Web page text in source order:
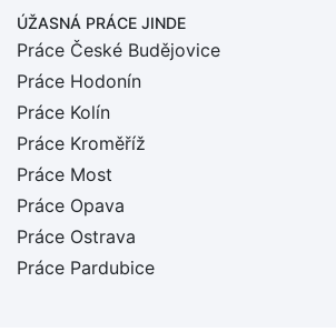
ÚŽASNÁ PRÁCE JINDE
Práce České Budějovice
Práce Hodonín
Práce Kolín
Práce Kroměříž
Práce Most
Práce Opava
Práce Ostrava
Práce Pardubice